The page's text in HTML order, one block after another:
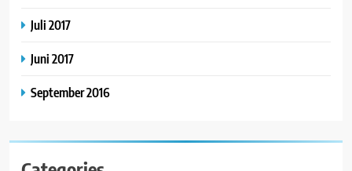
Juli 2017
Juni 2017
September 2016